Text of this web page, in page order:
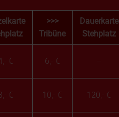
>>>
Tribüne
Dauerkarte
Stehplatz
€ 6,- € –
€ 10,- € 120,- €